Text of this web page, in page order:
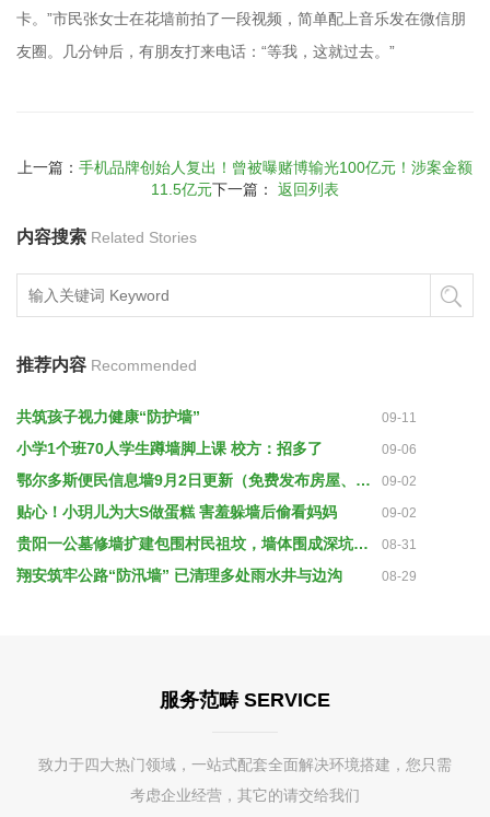
卡。”市民张女士在花墙前拍了一段视频，简单配上音乐发在微信朋
友圈。几分钟后，有朋友打来电话：“等我，这就过去。”
上一篇： 手机品牌创始人复出！曾被曝赌博输光100亿元！涉案金额
11.5亿元下一篇： 返回列表
内容搜索 Related Stories
推荐内容 Recommended
共筑孩子视力健康“防护墙” 09-11
小学1个班70人学生蹲墙脚上课 校方：招多了 09-06
鄂尔多斯便民信息墙9月2日更新（免费发布房屋、车... 09-02
贴心！小玥儿为大S做蛋糕 害羞躲墙后偷看妈妈 09-02
贵阳一公墓修墙扩建包围村民祖坟，墙体围成深坑导致无法祭扫 08-31
翔安筑牢公路“防汛墙” 已清理多处雨水井与边沟 08-29
服务范畴 SERVICE
致力于四大热门领域，一站式配套全面解决环境搭建，您只需
考虑企业经营，其它的请交给我们